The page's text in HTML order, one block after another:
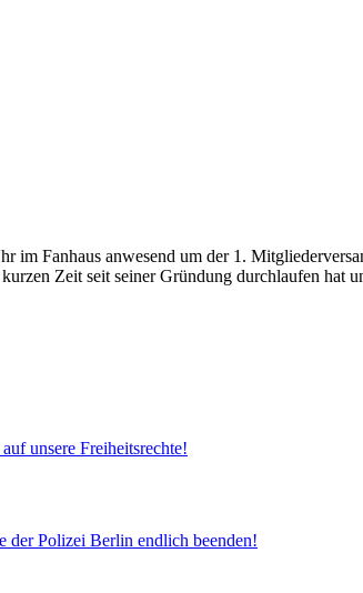
im Fanhaus anwesend um der 1.
Zeit seit seiner Gründung durchlaufen hat
unsere Freiheitsrechte!
der Polizei Berlin endlich beenden!